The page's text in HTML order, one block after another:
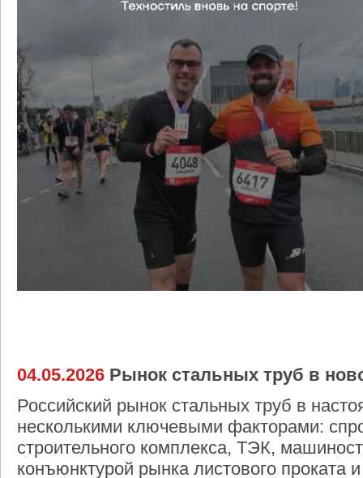
04.05.2026 Рынок стальных труб в
Российский рынок стальных труб в
несколькими ключевыми факторами:
строительного комплекса, ТЭК,
конъюнктурой рынка листового проката